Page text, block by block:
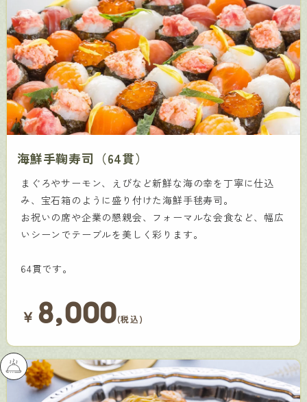
海鮮手鞠寿司（64貫）
まぐろやサーモン、えびなど新鮮な海の幸を丁寧に仕込
み、宝石箱のように盛り付けた海鮮手毬寿司。
お祝いの席や企業の懇親会、フォーマルな会食など、幅広
いシーンでテーブルを美しく彩ります。
64貫です。
￥ 8,000(税込)